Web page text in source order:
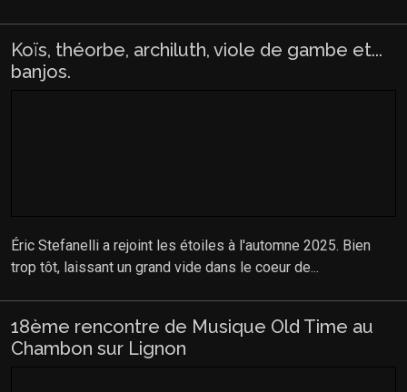
Koïs, théorbe, archiluth, viole de gambe et...
banjos.
Éric Stefanelli a rejoint les étoiles à l'automne 2025. Bien
trop tôt, laissant un grand vide dans le coeur de...
18ème rencontre de Musique Old Time au
Chambon sur Lignon